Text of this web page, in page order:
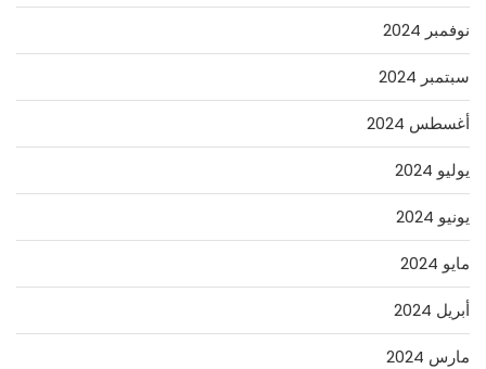
نوفمبر 2024
سبتمبر 2024
أغسطس 2024
يوليو 2024
يونيو 2024
مايو 2024
أبريل 2024
مارس 2024